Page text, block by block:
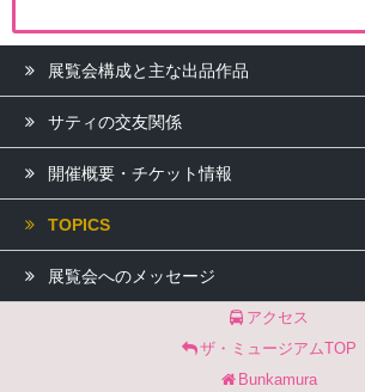
展覧会構成と主な出品作品
サティの交友関係
開催概要・チケット情報
TOPICS
展覧会へのメッセージ
アクセス
ザ・ミュージアムTOP
Bunkamura